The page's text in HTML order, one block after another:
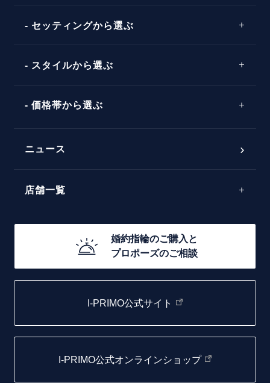
言葉
コンビネーション
ストレートライン
セッティングから選ぶ
ソリテール
ラインメレ
スタイルから選ぶ
シンプル
モード
エレガント
価格帯から選ぶ
30万円台～
20万円台～
10万円台～
ニュース
店舗一覧
函館店
取扱店)エヴァンスブライダル 旭川本店
仙台店
青森店
婚約指輪のご購入と
プロポーズのご相談
I-PRIMO公式サイト
I-PRIMO公式オンラインショップ